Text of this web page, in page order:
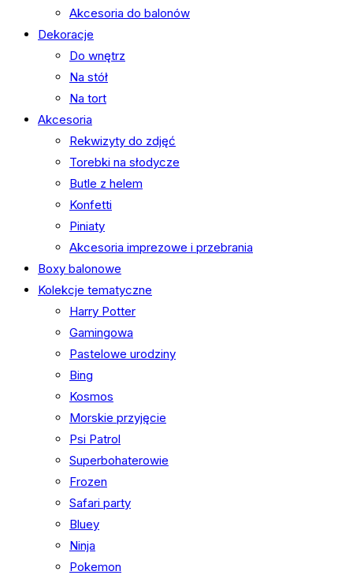
Akcesoria do balonów
Dekoracje
Do wnętrz
Na stół
Na tort
Akcesoria
Rekwizyty do zdjęć
Torebki na słodycze
Butle z helem
Konfetti
Piniaty
Akcesoria imprezowe i przebrania
Boxy balonowe
Kolekcje tematyczne
Harry Potter
Gamingowa
Pastelowe urodziny
Bing
Kosmos
Morskie przyjęcie
Psi Patrol
Superbohaterowie
Frozen
Safari party
Bluey
Ninja
Pokemon